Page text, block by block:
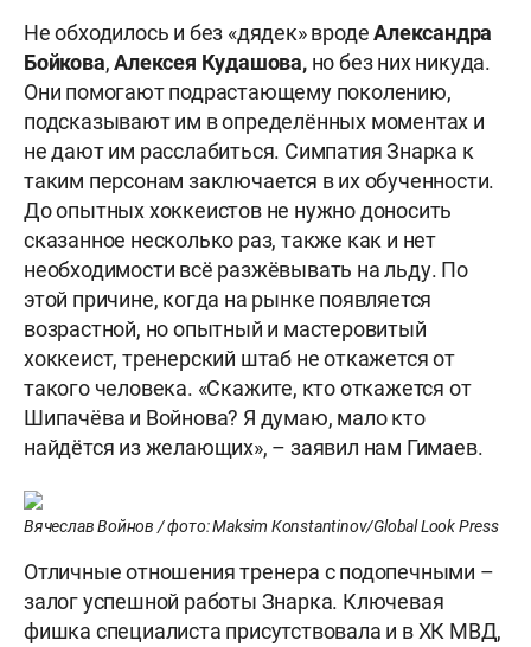
Не обходилось и без «дядек» вродеАлександра
Бойкова,Алексея Кудашова, но без них никуда.
Они помогают подрастающему поколению,
подсказывают им в определённых моментах и
не дают им расслабиться. Симпатия Знарка к
таким персонам заключается в их обученности.
До опытных хоккеистов не нужно доносить
сказанное несколько раз, также как и нет
необходимости всё разжёвывать на льду. По
этой причине, когда на рынке появляется
возрастной, но опытный и мастеровитый
хоккеист, тренерский штаб не откажется от
такого человека. «Скажите, кто откажется от
Шипачёва и Войнова? Я думаю, мало кто
найдётся из желающих», – заявил нам Гимаев.
Вячеслав Войнов / фото: Maksim Konstantinov/Global Look Press
Отличные отношения тренера с подопечными –
залог успешной работы Знарка. Ключевая
фишка специалиста присутствовала и в ХК МВД,